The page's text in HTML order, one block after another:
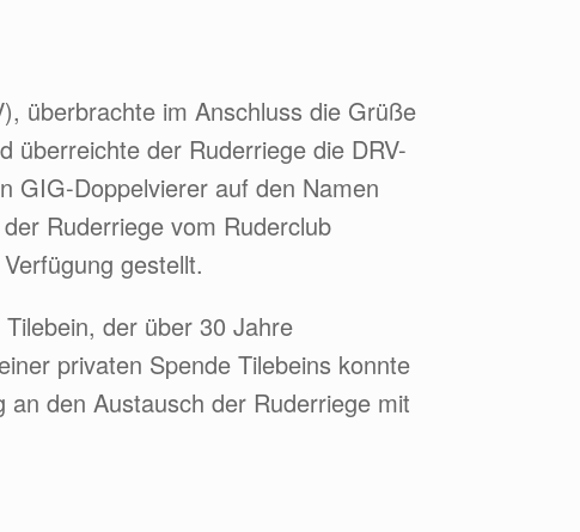
überbrachte im Anschluss die Grüße
überreichte der Ruderriege die DRV-
GIG-Doppelvierer auf den Namen
Ruderriege vom Ruderclub
gestellt.
der über 30 Jahre
privaten Spende Tilebeins konnte
den Austausch der Ruderriege mit